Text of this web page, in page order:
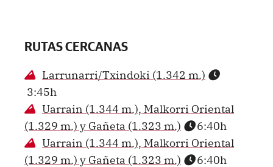
RUTAS CERCANAS
Larrunarri/Txindoki (1.342 m.)
3:45h
Uarrain (1.344 m.), Malkorri Oriental
(1.329 m.) y Gañeta (1.323 m.)
6:40h
Uarrain (1.344 m.), Malkorri Oriental
(1.329 m.) y Gañeta (1.323 m.)
6:40h